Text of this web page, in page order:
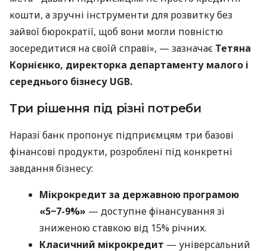
кошти, а зручні інструменти для розвитку без
зайвої бюрократії, щоб вони могли повністю
зосередитися на своїй справі», — зазначає Тетяна
Корнієнко, директорка департаменту малого і
середнього бізнесу UGB.
Три рішення під різні потреби
Наразі банк пропонує підприємцям три базові
фінансові продукти, розроблені під конкретні
завдання бізнесу:
Мікрокредит за державною програмою
«5−7-9%» — доступне фінансування зі
зниженою ставкою від 15% річних.
Класичний мікрокредит — універсальний